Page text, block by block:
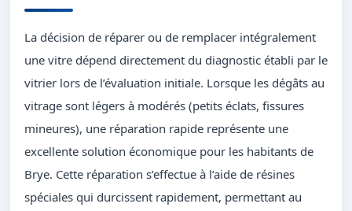
La décision de réparer ou de remplacer intégralement
une vitre dépend directement du diagnostic établi par le
vitrier lors de l’évaluation initiale. Lorsque les dégâts au
vitrage sont légers à modérés (petits éclats, fissures
mineures), une réparation rapide représente une
excellente solution économique pour les habitants de
Brye. Cette réparation s’effectue à l’aide de résines
spéciales qui durcissent rapidement, permettant au